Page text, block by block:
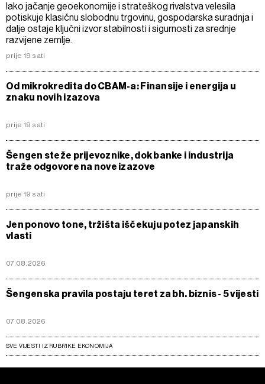
Iako jačanje geoekonomije i strateškog rivalstva velesila
potiskuje klasičnu slobodnu trgovinu, gospodarska suradnja i
dalje ostaje ključni izvor stabilnosti i sigurnosti za srednje
razvijene zemlje.
prije 19 sati
Od mikrokredita do CBAM-a: Finansije i energija u
znaku novih izazova
prije 19 sati
Šengen steže prijevoznike, dok banke i industrija
traže odgovore na nove izazove
prije 19 sati
Jen ponovo tone, tržišta iščekuju potez japanskih
vlasti
07.08.2026
Šengenska pravila postaju teret za bh. biznis - 5 vijesti
07.08.2026
SVE VIJESTI IZ RUBRIKE EKONOMIJA